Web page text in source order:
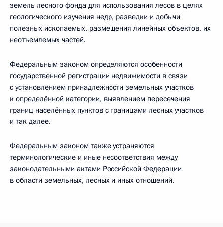
земель лесного фонда для использования лесов в целях
геологического изучения недр, разведки и добычи
полезных ископаемых, размещения линейных объектов, их
неотъемлемых частей.
Федеральным законом определяются особенности
государственной регистрации недвижимости в связи
с установлением принадлежности земельных участков
к определённой категории, выявлением пересечения
границ населённых пунктов с границами лесных участков
и так далее.
Федеральным законом также устраняются
терминологические и иные несоответствия между
законодательными актами Российской Федерации
в области земельных, лесных и иных отношений.